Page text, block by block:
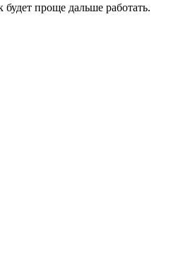
проще дальше работать.